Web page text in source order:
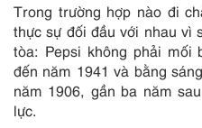
Trong trường hợp nào đi
thực sự đối đầu với nhau vì
tòa: Pepsi không phải mối
đến năm 1941 và bằng
năm 1906, gần ba năm
lực.